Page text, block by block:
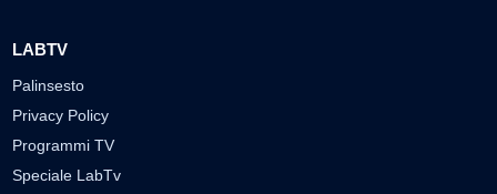
LABTV
Palinsesto
Privacy Policy
Programmi TV
Speciale LabTv